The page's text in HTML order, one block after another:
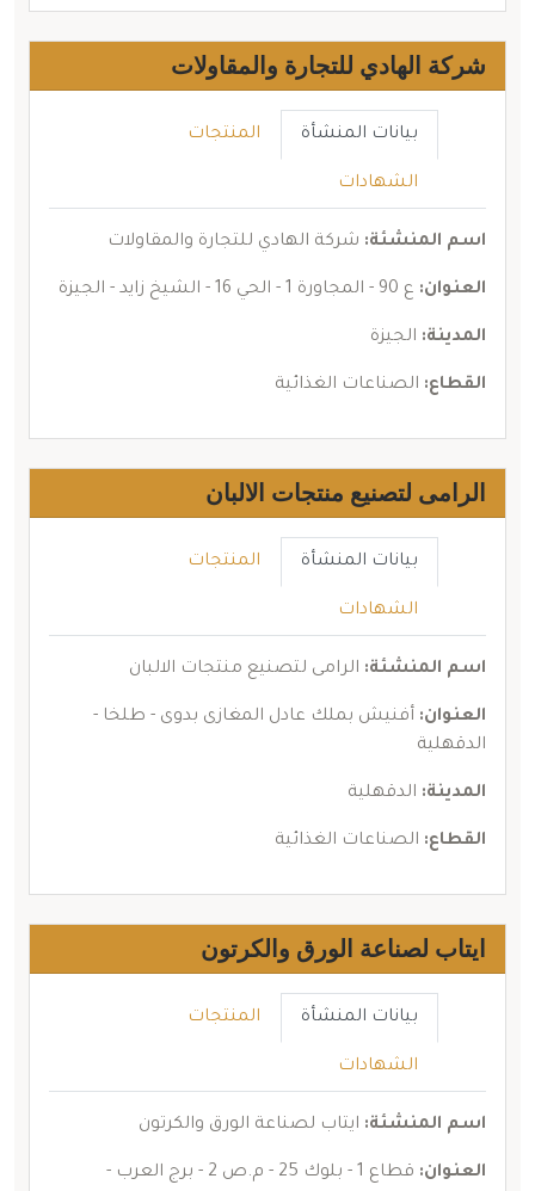
شركة الهادي للتجارة والمقاولات
بيانات المنشأة المنتجات
الشهادات
اسم المنشئة: شركة الهادي للتجارة والمقاولات
العنوان: ع 90 - المجاورة 1 - الحي 16 - الشيخ زايد - الجيزة
المدينة: الجيزة
القطاع: الصناعات الغذائية
الرامى لتصنيع منتجات الالبان
بيانات المنشأة المنتجات
الشهادات
اسم المنشئة: الرامى لتصنيع منتجات الالبان
العنوان: أفنيش بملك عادل المغازى بدوى - طلخا -
الدقهلية
المدينة: الدقهلية
القطاع: الصناعات الغذائية
ايتاب لصناعة الورق والكرتون
بيانات المنشأة المنتجات
الشهادات
اسم المنشئة: ايتاب لصناعة الورق والكرتون
العنوان:
قطاع 1 - بلوك 25 - م.ص 2 - برج العرب -